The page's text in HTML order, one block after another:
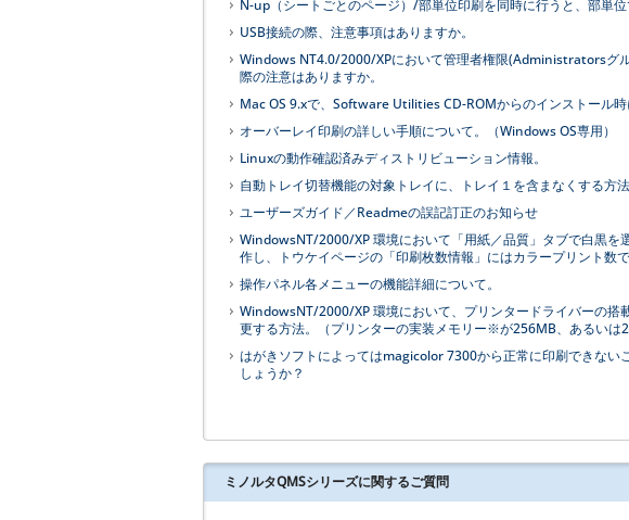
N-up（シートごとのページ）/部単位印刷を同時に行うと、部単
USB接続の際、注意事項はありますか。
Windows NT4.0/2000/XPにおいて管理者権限(Administratorsグ
際の注意はありますか。
Mac OS 9.xで、Software Utilities CD-ROMからのインストール時
オーバーレイ印刷の詳しい手順について。（Windows OS専用）
Linuxの動作確認済みディストリビューション情報。
自動トレイ切替機能の対象トレイに、トレイ１を含まなくする方
ユーザーズガイド／Readmeの誤記訂正のお知らせ
WindowsNT/2000/XP 環境において「用紙／品質」タブで白黒
作し、トウケイページの「印刷枚数情報」にはカラープリント数で
操作パネル各メニューの機能詳細について。
WindowsNT/2000/XP 環境において、プリンタードライバーの
更する方法。（プリンターの実装メモリー※が256MB、あるいは
はがきソフトによってはmagicolor 7300から正常に印刷できな
しょうか？
ミノルタQMSシリーズに関するご質問